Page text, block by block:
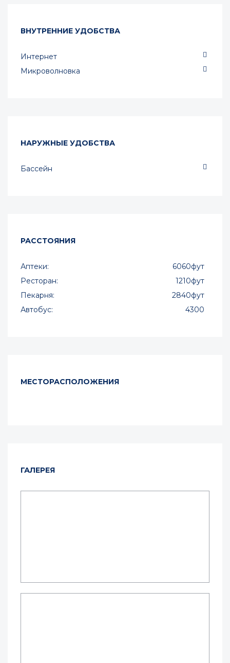
ВНУТРЕННИЕ УДОБСТВА
Интернет
Микроволновка
НАРУЖНЫЕ УДОБСТВА
Бассейн
РАССТОЯНИЯ
Аптеки:
6060фут
Ресторан:
1210фут
Пекарня:
2840фут
Автобус:
4300
МЕСТОРАСПОЛОЖЕНИЯ
ГАЛЕРЕЯ